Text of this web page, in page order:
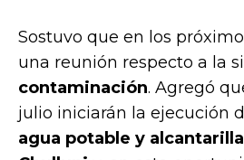
Sostuvo que en los
una reunión respecto a la
contaminación. Agregó
julio iniciarán la ejecución
agua potable y